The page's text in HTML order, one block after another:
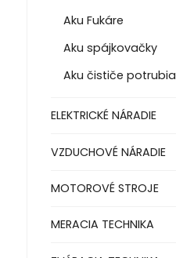
Aku Fukáre
Aku spájkovačky
Aku čističe potrubia
ELEKTRICKÉ NÁRADIE
VZDUCHOVÉ NÁRADIE
MOTOROVÉ STROJE
MERACIA TECHNIKA